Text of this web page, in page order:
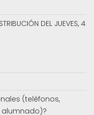
DEL JUEVES, 4
(teléfonos,
alumnado)?